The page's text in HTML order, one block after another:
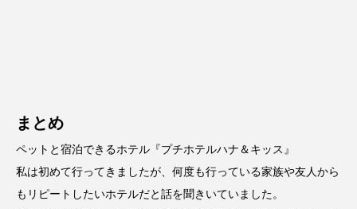
まとめ
ペットと宿泊できるホテル『プチホテルハナ＆キッス』
私は初めて行ってきましたが、何度も行っている家族や友人から
もリピートしたいホテルだと話を聞きいていました。